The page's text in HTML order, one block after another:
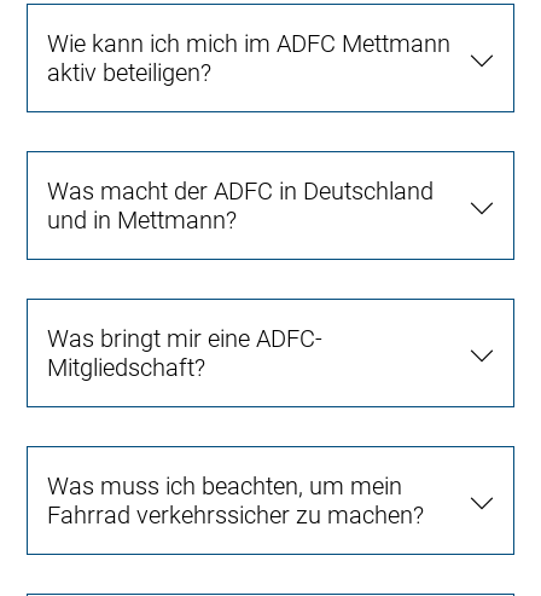
Wie kann ich mich im ADFC Mettmann
aktiv beteiligen?
Was macht der ADFC in Deutschland
und in Mettmann?
Was bringt mir eine ADFC-
Mitgliedschaft?
Was muss ich beachten, um mein
Fahrrad verkehrssicher zu machen?